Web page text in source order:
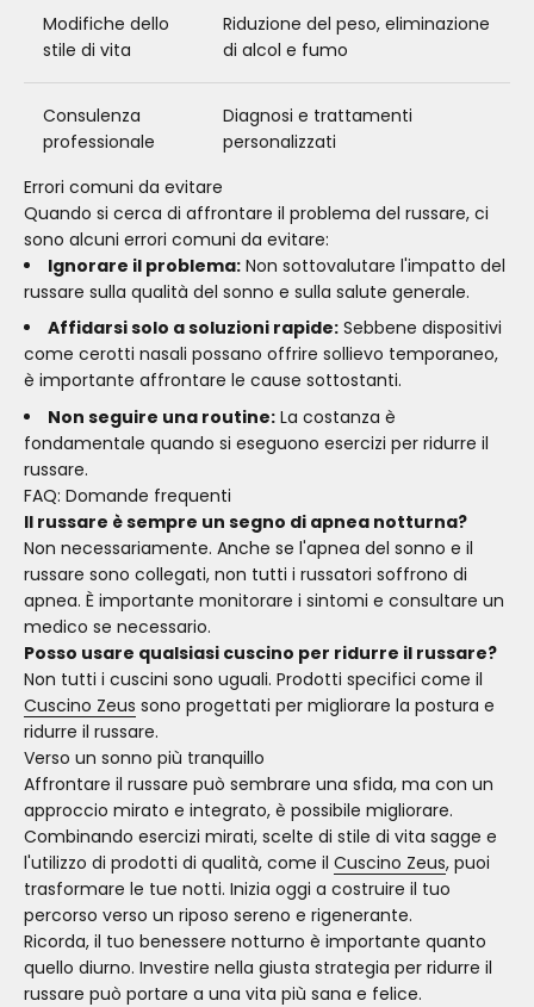
Modifiche dello
stile di vita
Riduzione del peso, eliminazione
di alcol e fumo
Consulenza
professionale
Diagnosi e trattamenti
personalizzati
Errori comuni da evitare
Quando si cerca di affrontare il problema del russare, ci
sono alcuni errori comuni da evitare:
Ignorare il problema: Non sottovalutare l'impatto del
russare sulla qualità del sonno e sulla salute generale.
Affidarsi solo a soluzioni rapide: Sebbene dispositivi
come cerotti nasali possano offrire sollievo temporaneo,
è importante affrontare le cause sottostanti.
Non seguire una routine: La costanza è
fondamentale quando si eseguono esercizi per ridurre il
russare.
FAQ: Domande frequenti
Il russare è sempre un segno di apnea notturna?
Non necessariamente. Anche se l'apnea del sonno e il
russare sono collegati, non tutti i russatori soffrono di
apnea. È importante monitorare i sintomi e consultare un
medico se necessario.
Posso usare qualsiasi cuscino per ridurre il russare?
Non tutti i cuscini sono uguali. Prodotti specifici come il
Cuscino Zeus sono progettati per migliorare la postura e
ridurre il russare.
Verso un sonno più tranquillo
Affrontare il russare può sembrare una sfida, ma con un
approccio mirato e integrato, è possibile migliorare.
Combinando esercizi mirati, scelte di stile di vita sagge e
l'utilizzo di prodotti di qualità, come il Cuscino Zeus, puoi
trasformare le tue notti. Inizia oggi a costruire il tuo
percorso verso un riposo sereno e rigenerante.
Ricorda, il tuo benessere notturno è importante quanto
quello diurno. Investire nella giusta strategia per ridurre il
russare può portare a una vita più sana e felice.